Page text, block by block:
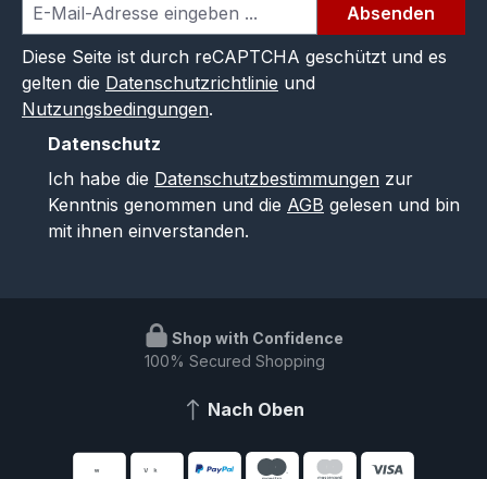
Absenden
Diese Seite ist durch reCAPTCHA geschützt und es
gelten die Datenschutzrichtlinie und
Nutzungsbedingungen.
Datenschutz
Ich habe die Datenschutzbestimmungen zur
Kenntnis genommen und die AGB gelesen und bin
mit ihnen einverstanden.
Shop with Confidence
100% Secured Shopping
Nach Oben